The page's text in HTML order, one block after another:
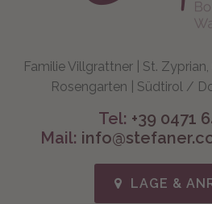
Familie Villgrattner | St.
Rosengarten | Südtirol /
Tel: +39 0471
Mail:
LAGE &